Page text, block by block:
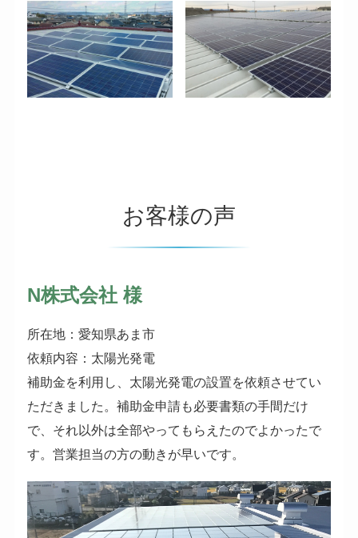
お客様の声
N株式会社 様
所在地：愛知県あま市
依頼内容：太陽光発電
補助金を利用し、太陽光発電の設置を依頼させてい
ただきました。補助金申請も必要書類の手間だけ
で、それ以外は全部やってもらえたのでよかったで
す。営業担当の方の動きが早いです。